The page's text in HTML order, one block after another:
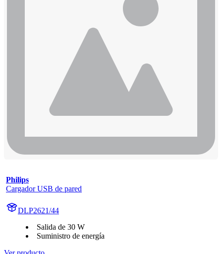
Philips
Cargador USB de pared
DLP2621/44
Salida de 30 W
Suministro de energía